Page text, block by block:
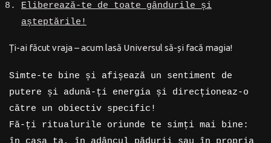
Eliberează-te de toate gândurile și
așteptările!
Ți-ai făcut vraja – acum lasă Universul să-și facă magia!
Simte-te bine și afișează un sentiment de
putere și adună-ți energia și direcționeaz-o
către un obiectiv specific!
Fă-ți ritualurile oriunde te simți mai bine: